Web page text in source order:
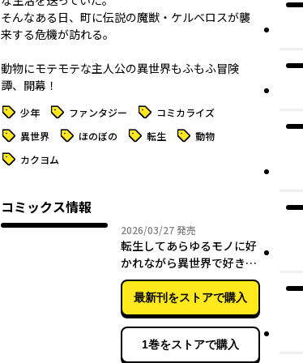
そんなある日、町に伝説の魔獣・ケルベロスが襲
来する危機が訪れる――。
動物にモテモテな主人公の異世界もふもふ冒険
タグ 少年 タグ ファンタジー タグ コミカライズ
タグ 異世界 タグ ほのぼの タグ 転生 タグ 動物
タグ カクヨム
コミックス情報
2026/03/272026年03月27日
発売
転生してあらゆるモノに好
かれながら異世界で好きな
事をして生きて行く ６
最新刊をストアで購入
1巻をストアで購入